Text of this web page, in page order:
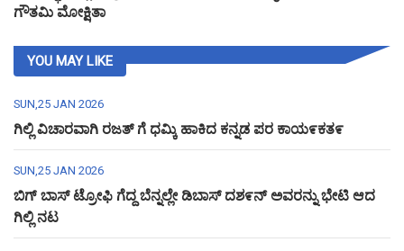
ಗೌತಮಿ ಮೋಕ್ಷಿತಾ
YOU MAY LIKE
SUN,25 JAN 2026
ಗಿಲ್ಲಿ ವಿಚಾರವಾಗಿ ರಜತ್ ಗೆ ಧಮ್ಕಿ ಹಾಕಿದ ಕನ್ನಡ ಪರ ಕಾಯ೯ಕತ೯
SUN,25 JAN 2026
ಬಿಗ್ ಬಾಸ್ ಟ್ರೋಫಿ ಗೆದ್ದ ಬೆನ್ನಲ್ಲೇ ಡಿಬಾಸ್ ದಶ೯ನ್ ಅವರನ್ನು ಭೇಟಿ ಆದ
ಗಿಲ್ಲಿ ನಟ